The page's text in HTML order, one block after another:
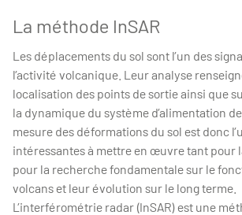
La méthode InSAR
Les déplacements du sol sont l’un des
l’activité volcanique. Leur analyse
localisation des points de sortie ainsi que
la dynamique du système d’alimentation
mesure des déformations du sol est donc
intéressantes à mettre en œuvre tant pour
pour la recherche fondamentale sur le
volcans et leur évolution sur le long terme.
L’interférométrie radar (InSAR) est une